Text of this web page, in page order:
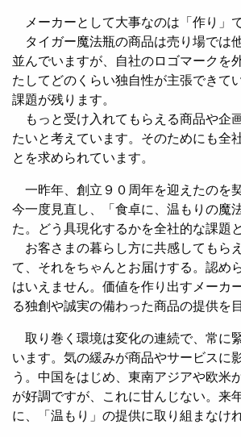
メーカーとして大事なのは「作り」で
タイガー魔法瓶の商品は売り場では
並んでいますが、自社のロゴマークを
たしてどのくらい独自性が主張できて
課題が残ります。
もっと受け入れてもらえる商品や企
たいと考えています。そのためにも全
とを求められています。
一昨年、創立９０周年を迎えたのを
今一度見直し、「食卓に、温もりの魔
た。どう具現化するかを全社的な課題
お客さまの暮らし方に共感してもら
て、それをちゃんとお届けする。認め
はいえません。価値を作り出すメーカ
る独創や誠実の備わった商品の提供を
取り巻く環境は変化の連続で、常に
います。気の緩みが商品やサービスに
う。中国をはじめ、東南アジアや欧米
が好調ですが、これに甘んじない。来
に、「温もり」の提供に取り組まなけ